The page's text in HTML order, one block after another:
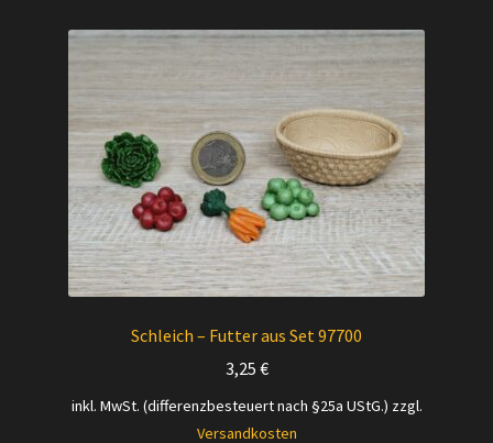
Schleich – Futter aus Set 97700
3,25 €
inkl. MwSt. (differenzbesteuert nach §25a UStG.) zzgl.
Versandkosten